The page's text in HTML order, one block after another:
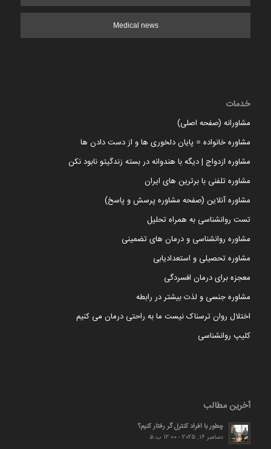
Medical news
خدمات
مشاورانه (صفحه اصلی)
مشاوره خانواده = پایان دلخوری ها و از دست دادن ها
مشاوره ازدواج | دیگه با هندوانه در بسته زندگیتو نابود نکن
مشاوره تلفنی با برترین های ایران
مشاوره آنلاین (صفحه مشاوره پرسش و پاسخ)
تست روانشناسی به همراه تحلیل
مشاوره روانشناسی و درمان های تضمینی
مشاوره تحصیلی و استعدادیابی
معجزه برای درمان افسردگی
مشاوره جنسی و لذت بیشتر در رابطه
اختلال روان ترسناک نیست ما به راحتی درمان می کنیم
کلیپ روانشناسی
آخرین مطالب
چطور با افراد کنترل گر رفتار کنیم؟
دسامبر 16, 2025 - 12:00 ب.ظ